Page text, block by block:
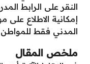
النقر على الرابط
إمكانية الاطلاع
المدني فقط للمواطن
ملخص المقال